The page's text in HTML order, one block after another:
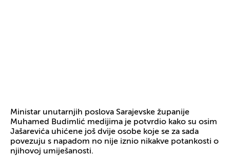
Ministar unutarnjih poslova Sarajevske županije
Muhamed Budimlić medijima je potvrdio kako su osim
Jašarevića uhićene još dvije osobe koje se za sada
povezuju s napadom no nije iznio nikakve potankosti o
njihovoj umiješanosti.